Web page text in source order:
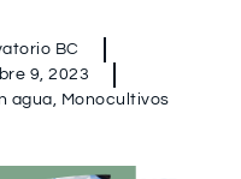
BC
9, 2023
agua, Monocultivos